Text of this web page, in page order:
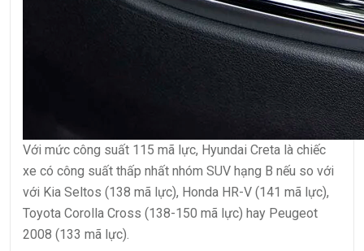
Với mức công suất 115 mã lực, Hyundai Creta là chiếc
xe có công suất thấp nhất nhóm SUV hạng B nếu so với
với Kia Seltos (138 mã lực), Honda HR-V (141 mã lực),
Toyota Corolla Cross (138-150 mã lực) hay Peugeot
2008 (133 mã lực).